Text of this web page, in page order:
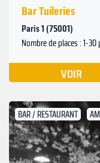
Bar Tuileries
Paris 1 (75001)
Nombre de places : 1-30
VOIR
BAR / RESTAURANT